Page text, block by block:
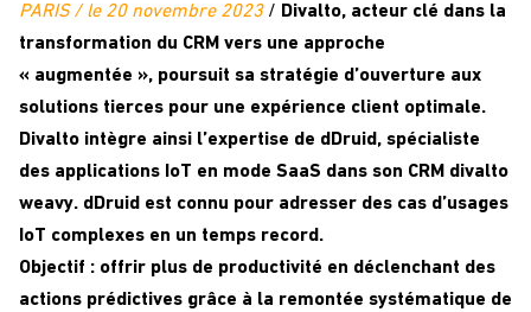
PARIS / le 20 novembre 2023/ Divalto, acteur clé dans la
transformation du CRM vers une approche
« augmentée », poursuit sa stratégie d’ouverture aux
solutions tierces pour une expérience client optimale.
Divalto intègre ainsi l’expertise de dDruid, spécialiste
des applications IoT en mode SaaS dans son CRM divalto
weavy. dDruid est connu pour adresser des cas d’usages
IoT complexes en un temps record.
Objectif : offrir plus de productivité en déclenchant des
actions prédictives grâce à la remontée systématique de